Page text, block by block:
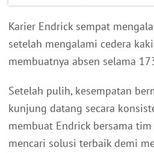
Karier Endrick sempat
setelah mengalami cedera
membuatnya absen selama
Setelah pulih, kesempatan
kunjung datang secara
membuat Endrick bersama
mencari solusi terbaik demi